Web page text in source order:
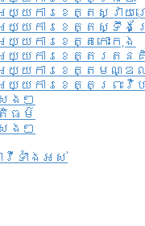
យ្យការខេត្តស្វាយ
យ្យការខេត្តស្ទឹង
យការខេត្តកោះកុង
អយ្យការខេត្តរតន
អយ្យការខេត្តមណ្
យ្យការខេត្តព្រះវិហ
េងៗ
ធម៌
េងៗ
វីទាំងអស់​